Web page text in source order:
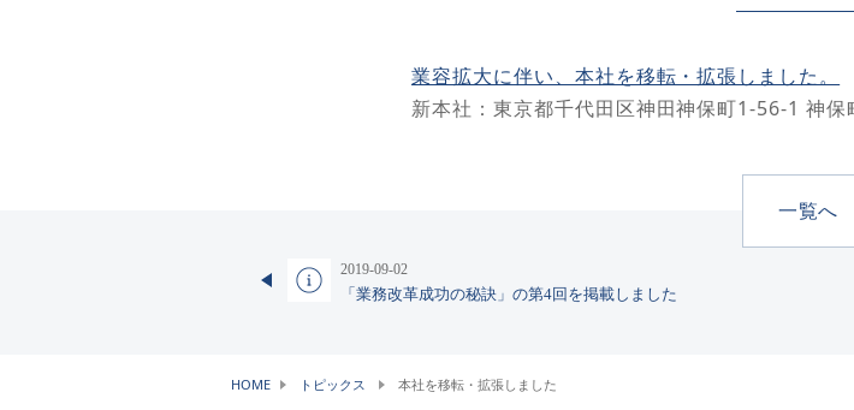
業容拡大に伴い、本社を移転・拡張しました。
新本社：東京都千代田区神田神保町1-56-1 神
一覧へ
2019-09-02
「業務改革成功の秘訣」の第4回を掲載しました
HOME トピックス 本社を移転・拡張しました